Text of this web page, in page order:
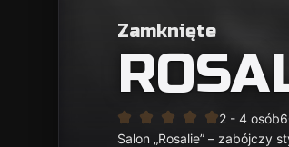
Zamknięte
2 - 4 osób
Salon „Rosalie” – zabójczy